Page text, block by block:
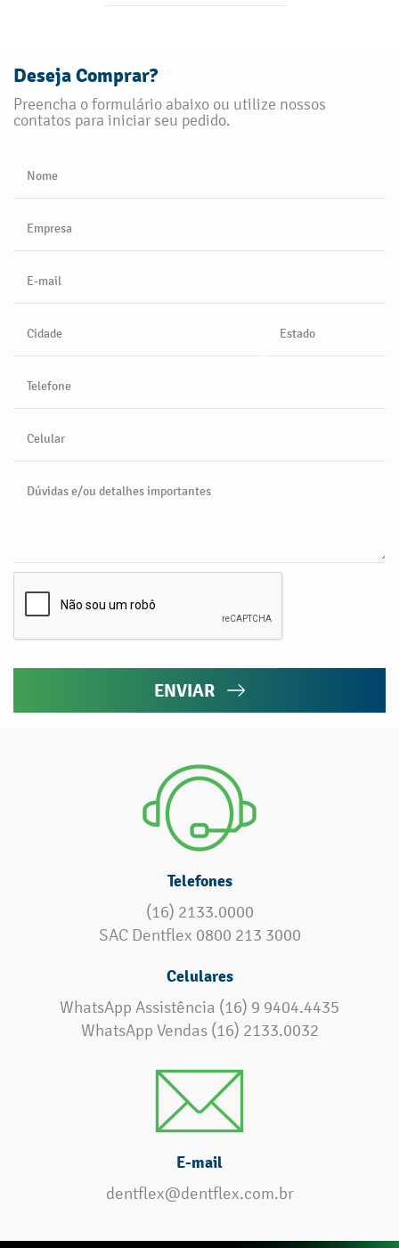
Deseja Comprar?
Preencha o formulário abaixo ou utilize nossos
contatos para iniciar seu pedido.
Nome
Empresa
E-mail
Cidade Estado
Telefone
Celular
Dúvidas e/ou detalhes importantes
ENVIAR
Telefones
(16) 2133.0000
SAC Dentflex 0800 213 3000
Celulares
WhatsApp Assistência (16) 9 9404.4435
WhatsApp Vendas (16) 2133.0032
E-mail
dentflex@dentflex.com.br